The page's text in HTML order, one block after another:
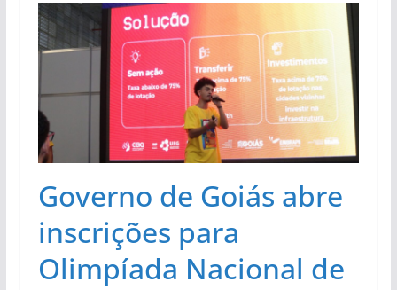
Governo de Goiás abre
inscrições para
Olimpíada Nacional de